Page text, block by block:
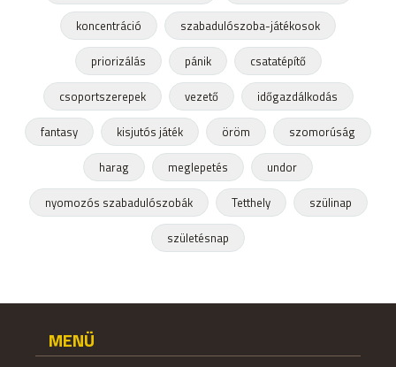
koncentráció
szabadulószoba-játékosok
priorizálás
pánik
csatatépítő
csoportszerepek
vezető
időgazdálkodás
fantasy
kisjutós játék öröm
szomorúság
harag
meglepetés
undor
nyomozós szabadulószobák
Tetthely
szülinap
születésnap
MENÜ